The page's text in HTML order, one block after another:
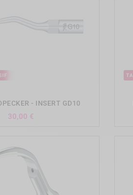
- INSERT GD10
30,00 €